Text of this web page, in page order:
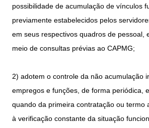
possibilidade de acumulação de vínculos
previamente estabelecidos pelos
em seus respectivos quadros de pessoal,
meio de consultas prévias ao CAPMG;
2) adotem o controle da não acumulação
empregos e funções, de forma periódica,
quando da primeira contratação ou termo
à verificação constante da situação